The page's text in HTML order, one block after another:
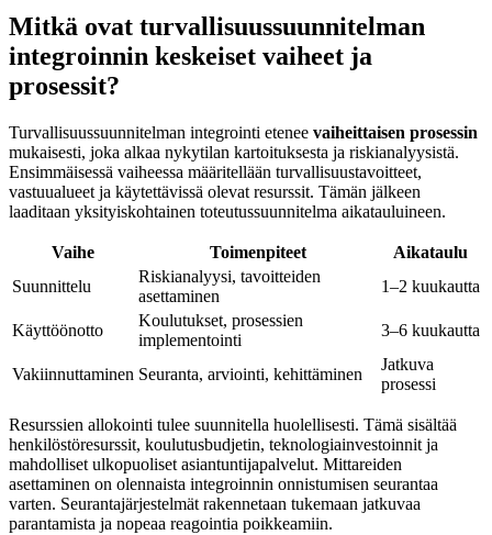
Mitkä ovat turvallisuussuunnitelman
integroinnin keskeiset vaiheet ja
prosessit?
Turvallisuussuunnitelman integrointi etenee vaiheittaisen prosessin
mukaisesti, joka alkaa nykytilan kartoituksesta ja riskianalyysistä.
Ensimmäisessä vaiheessa määritellään turvallisuustavoitteet,
vastuualueet ja käytettävissä olevat resurssit. Tämän jälkeen
laaditaan yksityiskohtainen toteutussuunnitelma aikatauluineen.
Vaihe Toimenpiteet
Aikataulu
Suunnittelu
Riskianalyysi, tavoitteiden
asettaminen
1–2 kuukautta
Käyttöönotto
Koulutukset, prosessien
implementointi
3–6 kuukautta
Vakiinnuttaminen Seuranta, arviointi, kehittäminen
Jatkuva
prosessi
Resurssien allokointi tulee suunnitella huolellisesti. Tämä sisältää
henkilöstöresurssit, koulutusbudjetin, teknologiainvestoinnit ja
mahdolliset ulkopuoliset asiantuntijapalvelut. Mittareiden
asettaminen on olennaista integroinnin onnistumisen seurantaa
varten. Seurantajärjestelmät rakennetaan tukemaan jatkuvaa
parantamista ja nopeaa reagointia poikkeamiin.